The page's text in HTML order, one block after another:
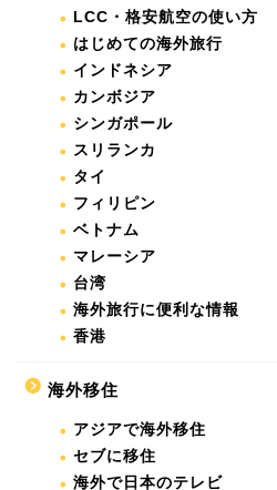
LCC・格安航空の使い方
はじめての海外旅行
インドネシア
カンボジア
シンガポール
スリランカ
タイ
フィリピン
ベトナム
マレーシア
台湾
海外旅行に便利な情報
香港
海外移住
アジアで海外移住
セブに移住
海外で日本のテレビ